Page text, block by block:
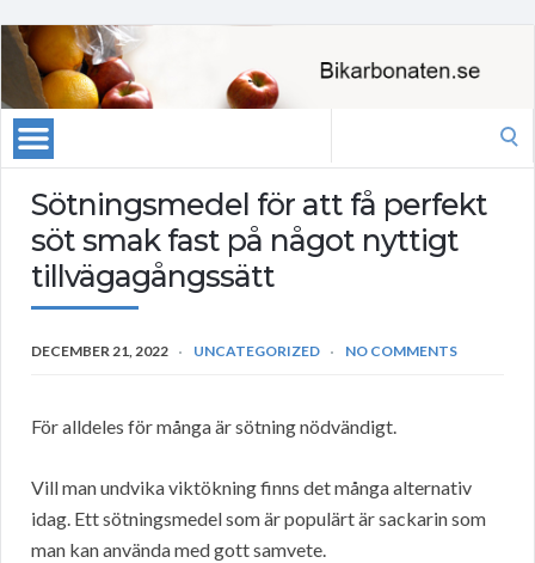
Sötningsmedel för att få perfekt
söt smak fast på något nyttigt
tillvägagångssätt
DECEMBER 21, 2022 UNCATEGORIZED NO COMMENTS
För alldeles för många är sötning nödvändigt.
Vill man undvika viktökning finns det många alternativ
idag. Ett sötningsmedel som är populärt är sackarin som
man kan använda med gott samvete.